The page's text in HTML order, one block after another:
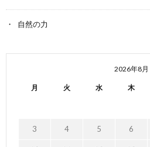
自然の力
2026年8月
月 火 水 木
3 4 5 6